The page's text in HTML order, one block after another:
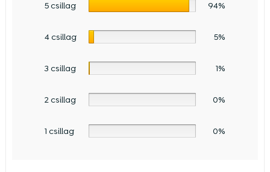
5 csillag 94%
4 csillag 5%
3 csillag 1%
2 csillag 0%
1 csillag 0%